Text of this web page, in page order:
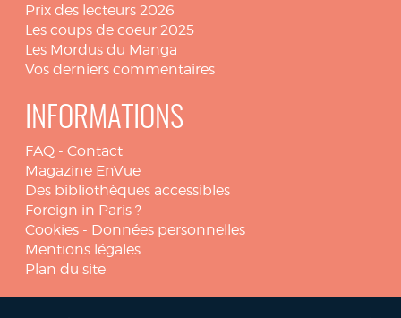
Prix des lecteurs 2026
Les coups de coeur 2025
Les Mordus du Manga
Vos derniers commentaires
INFORMATIONS
FAQ - Contact
Magazine EnVue
Des bibliothèques accessibles
Foreign in Paris ?
Cookies - Données personnelles
Mentions légales
Plan du site